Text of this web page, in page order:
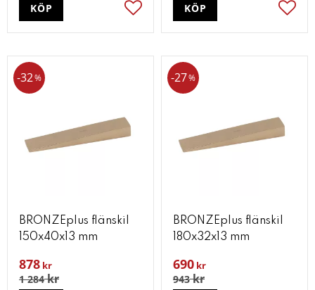
Lägg till i favoriter
KÖP KÖP
BRONZEplus flänskil
150x40x13 mm
878 kr
1 284kr
32%
BRONZEplus flänskil
180x32x13 mm
690 kr
943kr
27%